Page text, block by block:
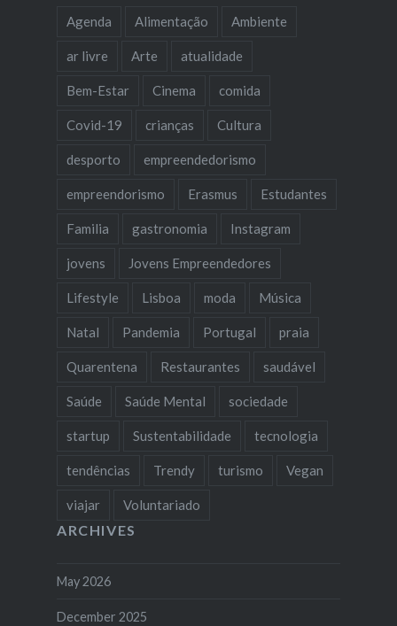
Agenda Alimentação Ambiente
ar livre Arte atualidade
Bem-Estar Cinema comida
Covid-19 crianças Cultura
desporto empreendedorismo
empreendorismo Erasmus Estudantes
Familia gastronomia Instagram
jovens Jovens Empreendedores
Lifestyle Lisboa moda Música
Natal Pandemia Portugal praia
Quarentena Restaurantes saudável
Saúde Saúde Mental sociedade
startup Sustentabilidade tecnologia
tendências Trendy turismo Vegan
viajar Voluntariado
ARCHIVES
May 2026
December 2025